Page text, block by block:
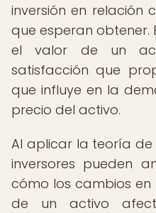
inversión en relación
que esperan obtener.
el valor de un
satisfacción que
que influye en la
precio del activo.
Al aplicar la teoría
inversores pueden
cómo los cambios
de un activo